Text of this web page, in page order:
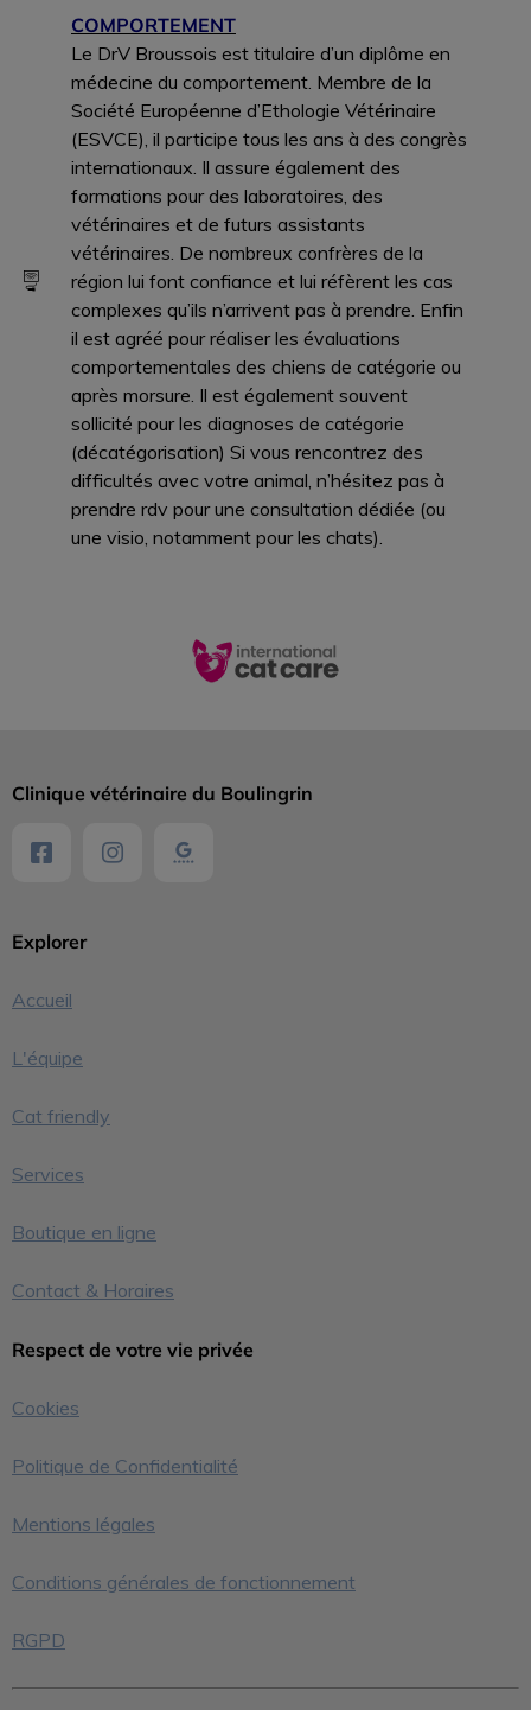
COMPORTEMENT
Le DrV Broussois est titulaire d’un diplôme en
médecine du comportement. Membre de la
Société Européenne d’Ethologie Vétérinaire
(ESVCE), il participe tous les ans à des congrès
internationaux. Il assure également des
formations pour des laboratoires, des
vétérinaires et de futurs assistants
vétérinaires. De nombreux confrères de la
région lui font confiance et lui réfèrent les cas
complexes qu’ils n’arrivent pas à prendre. Enfin
il est agréé pour réaliser les évaluations
comportementales des chiens de catégorie ou
après morsure. Il est également souvent
sollicité pour les diagnoses de catégorie
(décatégorisation) Si vous rencontrez des
difficultés avec votre animal, n’hésitez pas à
prendre rdv pour une consultation dédiée (ou
une visio, notamment pour les chats).
Explorer
Accueil
L'équipe
Cat friendly
Services
Boutique en ligne
Contact & Horaires
Respect de votre vie privée
Cookies
Politique de Confidentialité
Mentions légales
Conditions générales de fonctionnement
RGPD
Clinique vétérinaire du Boulingrin